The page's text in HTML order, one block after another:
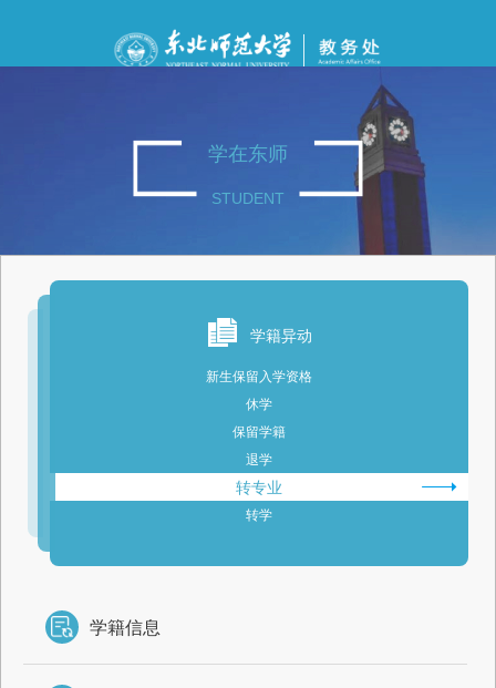
学在东师
STUDENT
学籍异动
新生保留入学资格
休学
保留学籍
退学
转专业
转学
学籍信息